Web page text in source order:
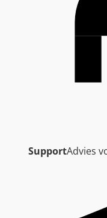
SupportAdvies